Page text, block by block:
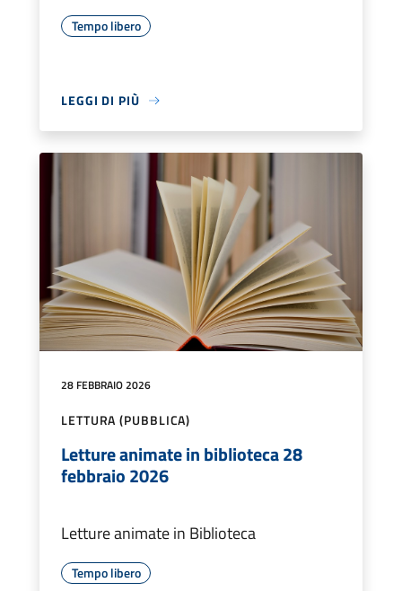
Tempo libero
LEGGI DI PIÙ
28 FEBBRAIO 2026
LETTURA (PUBBLICA)
Letture animate in biblioteca 28
febbraio 2026
Letture animate in Biblioteca
Tempo libero